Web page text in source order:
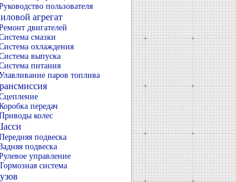
пользователя
агрегат
двигателей
смазки
охлаждения
выпуска
питания
паров топлива
передач
колес
подвеска
подвеска
управление
система